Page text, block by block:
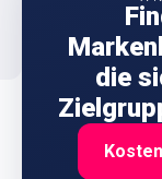
die